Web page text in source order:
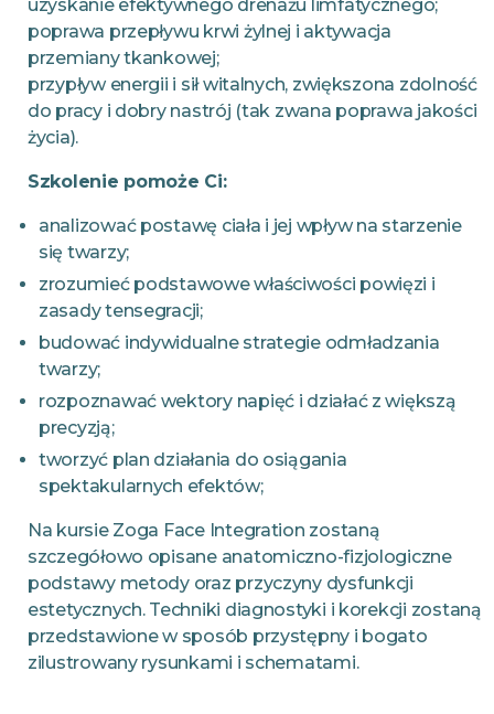
uzyskanie efektywnego drenażu limfatycznego;
poprawa przepływu krwi żylnej i aktywacja
przemiany tkankowej;
przypływ energii i sił witalnych, zwiększona zdolność
do pracy i dobry nastrój (tak zwana poprawa jakości
życia).
Szkolenie pomoże Ci:
analizować postawę ciała i jej wpływ na starzenie
się twarzy;
zrozumieć podstawowe właściwości powięzi i
zasady tensegracji;
budować indywidualne strategie odmładzania
twarzy;
rozpoznawać wektory napięć i działać z większą
precyzją;
tworzyć plan działania do osiągania
spektakularnych efektów;
Na kursie Zoga Face Integration zostaną
szczegółowo opisane anatomiczno-fizjologiczne
podstawy metody oraz przyczyny dysfunkcji
estetycznych. Techniki diagnostyki i korekcji zostaną
przedstawione w sposób przystępny i bogato
zilustrowany rysunkami i schematami.